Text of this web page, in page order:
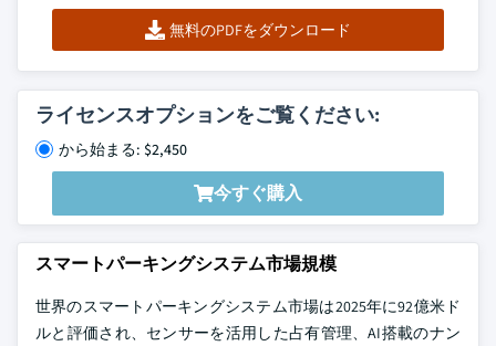
無料のPDFをダウンロード
ライセンスオプションをご覧ください:
から始まる: $2,450
今すぐ購入
スマートパーキングシステム市場規模
世界のスマートパーキングシステム市場は2025年に92億米ド
ルと評価され、センサーを活用した占有管理、AI搭載のナン